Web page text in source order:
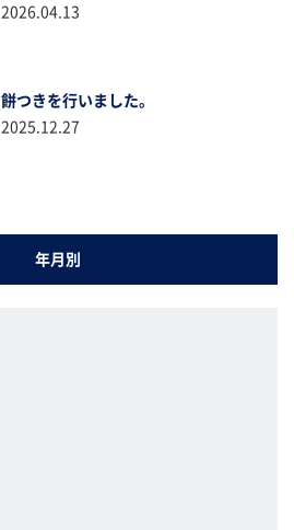
2026.04.13
餅つきを行いました。
2025.12.27
年月別